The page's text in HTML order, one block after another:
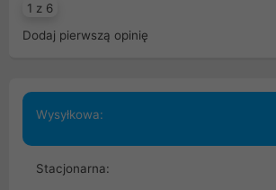
1 z 6
Dodaj pierwszą opinię
Wysyłkowa:
Stacjonarna: